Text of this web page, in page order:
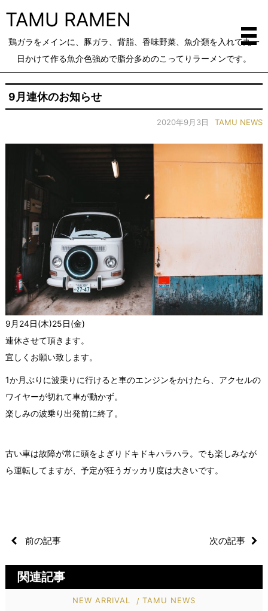
TAMU RAMEN
鶏ガラをメインに、豚ガラ、背脂、香味野菜、魚介類を入れて丸一
日かけて作る魚介色強めで脂分多めのこってりラーメンです。
9月連休のお知らせ
2020年9月3日 TAMU NEWS
9月24日(木)25日(金)
連休させて頂きます。
宜しくお願い致します。
1か月ぶりに波乗りに行けると車のエンジンをかけたら、アクセルの
ワイヤーが切れて車が動かず。
楽しみの波乗り出発前に終了。
古い車は故障が常に頭をよぎりドキドキハラハラ。でも楽しみなが
ら運転してますが、予定が狂うガッカリ度は大きいです。
前の記事 次の記事
関連記事
NEW ARRIVAL TAMU NEWS